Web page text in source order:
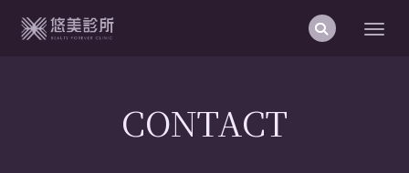
CONTACT